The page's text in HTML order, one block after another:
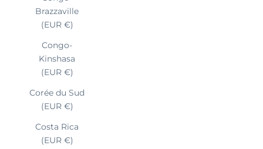
Brazzaville
(EUR €)
Congo-
Kinshasa
(EUR €)
Corée du Sud
(EUR €)
Costa Rica
(EUR €)